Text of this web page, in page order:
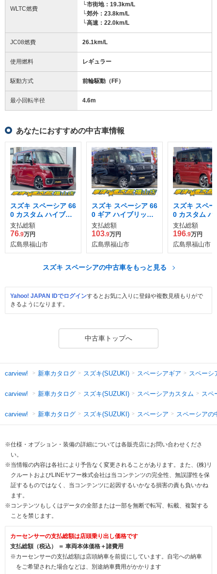
WLTC燃費
└市街地：19.3km/L
└郊外：23.8km/L
└高速：22.0km/L
JC08燃費 26.1km/L
使用燃料 レギュラー
駆動方式 前輪駆動（FF）
最小回転半径 4.6m
あなたにおすすめの中古車情報
スズキ スペーシア 66
0 カスタム ハイブリ
ッド XS
支払総額
76.9万円
広島県福山市
スズキ スペーシア 66
0 ギア ハイブリッド
XZ
支払総額
103.9万円
広島県福山市
スズキ スペ
0 カスタム ハ
ッド XS
支払総額
196.9万円
広島県福山市
スズキ スペーシアの中古車をもっと見る
Yahoo! JAPAN IDでログインするとお気に入りに登録や複数見積もりがで
きるようになります。
中古車トップへ
carview! 新車カタログ スズキ(SUZUKI) スペーシアギア スペーシ
carview! 新車カタログ スズキ(SUZUKI) スペーシアカスタム スペ
carview! 新車カタログ スズキ(SUZUKI) スペーシア スペーシアの
※仕様・オプション・装備の詳細については各販売店にお問い合わせくださ
い。
※当情報の内容は各社により予告なく変更されることがあります。また、(株)リ
クルートおよびLINEヤフー株式会社は当コンテンツの完全性、無誤謬性を保
証するものではなく、当コンテンツに起因するいかなる損害の責も負いかね
ます。
※コンテンツもしくはデータの全部または一部を無断で転写、転載、複製する
ことを禁じます。
カーセンサーの支払総額は店頭乗り出し価格です
支払総額（税込） ＝ 車両本体価格＋諸費用
※カーセンサーの支払総額は店頭納車を前提にしています。自宅への納車
をご希望された場合などは、別途納車費用がかかります